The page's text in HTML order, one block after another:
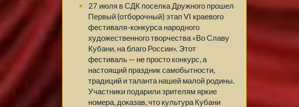
27 июля в СДК поселка Дружного прошел
Первый (отборочный) этап VI краевого
фестиваля-конкурса народного
художественного творчества «Во Славу
Кубани, на благо России». Этот
фестиваль — не просто конкурс, а
настоящий праздник самобытности,
традиций и таланта нашей малой родины.
Участники подарили зрителям яркие
номера, доказав, что культура Кубани